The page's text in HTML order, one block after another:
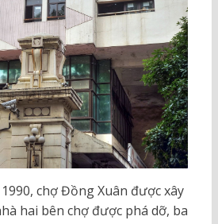
chợ Đồng Xuân được xây
hai bên chợ được phá dỡ, ba